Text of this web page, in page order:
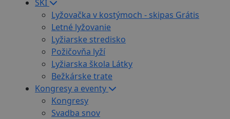
SKI
Lyžovačka v kostýmoch - skipas Grátis
Letné lyžovanie
Lyžiarske stredisko
Požičovňa lyží
Lyžiarska škola Látky
Bežkárske trate
Kongresy a eventy
Kongresy
Svadba snov